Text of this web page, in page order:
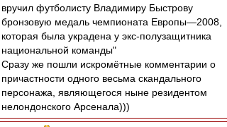
вручил футболисту Владимиру Быстрову
бронзовую медаль чемпионата Европы—2008,
которая была украдена у экс-полузащитника
национальной команды"
Сразу же пошли искромётные комментарии о
причастности одного весьма скандального
персонажа, являющегося ныне резидентом
нелондонского Арсенала)))